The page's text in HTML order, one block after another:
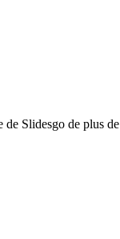
de Slidesgo de plus de